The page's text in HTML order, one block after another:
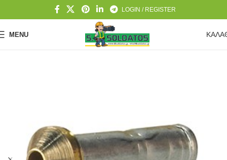
LOGIN / REGISTER
MENU